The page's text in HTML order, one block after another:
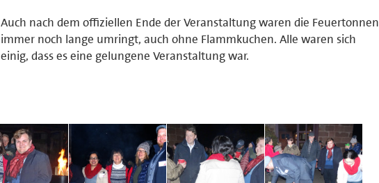
Auch nach dem offiziellen Ende der Veranstaltung waren die Feuertonnen
immer noch lange umringt, auch ohne Flammkuchen. Alle waren sich
einig, dass es eine gelungene Veranstaltung war.